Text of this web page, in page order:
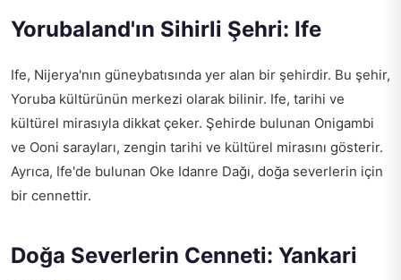
Yorubaland'ın Sihirli Şehri: Ife
Ife, Nijerya'nın güneybatısında yer alan bir şehirdir. Bu şehir,
Yoruba kültürünün merkezi olarak bilinir. Ife, tarihi ve
kültürel mirasıyla dikkat çeker. Şehirde bulunan Onigambi
ve Ooni sarayları, zengin tarihi ve kültürel mirasını gösterir.
Ayrıca, Ife'de bulunan Oke Idanre Dağı, doğa severlerin için
bir cennettir.
Doğa Severlerin Cenneti: Yankari